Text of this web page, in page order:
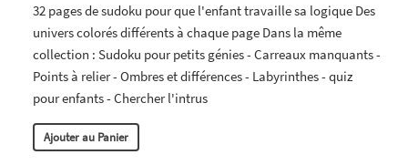
32 pages de sudoku pour que l'enfant travaille sa logique Des
univers colorés différents à chaque page Dans la même
collection : Sudoku pour petits génies - Carreaux manquants -
Points à relier - Ombres et différences - Labyrinthes - quiz
pour enfants - Chercher l'intrus
Ajouter au Panier